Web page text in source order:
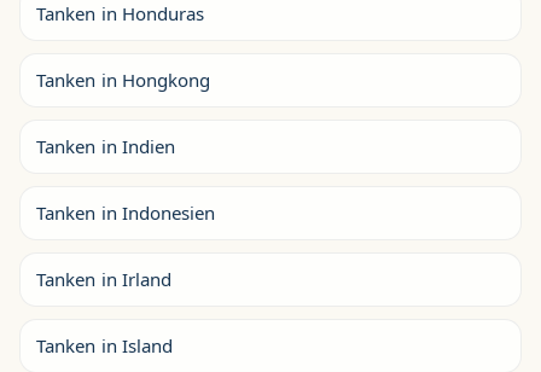
Tanken in Honduras
Tanken in Hongkong
Tanken in Indien
Tanken in Indonesien
Tanken in Irland
Tanken in Island